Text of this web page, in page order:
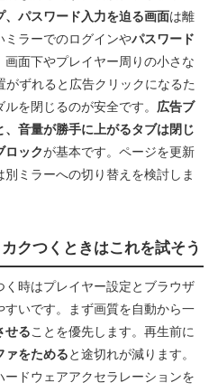
、パスワード入力を迫る画面は離
ミラーでのログインやパスワード
面下やプレイヤー周りの小さな
がずれると広告クリックになるた
を閉じるのが安全です。 広告ブ
音量が勝手に上がるタブは閉じ
ロックが基本です。ページを更新
ミラーへの切り替えを検討しま
クつくときはこれを試そう
時はプレイヤー設定とブラウザ
いです。まず画質を自動から一
せることを優先します。再生前に
ァをためると途切れが減ります。
ドウェアアクセラレーションを